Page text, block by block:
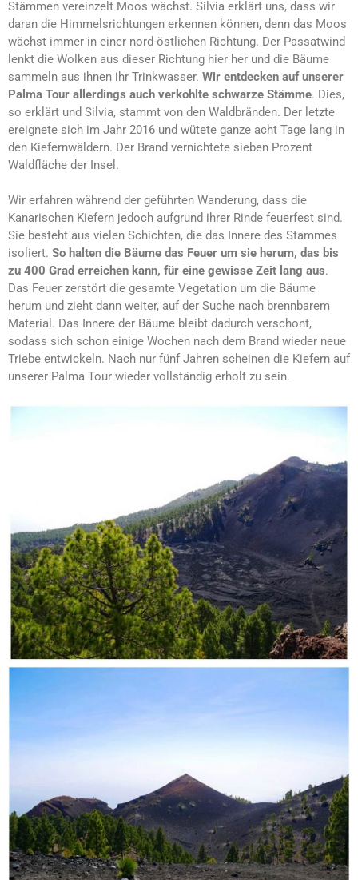
Stämmen vereinzelt Moos wächst. Silvia erklärt uns, dass wir
daran die Himmelsrichtungen erkennen können, denn das Moos
wächst immer in einer nord-östlichen Richtung. Der Passatwind
lenkt die Wolken aus dieser Richtung hier her und die Bäume
sammeln aus ihnen ihr Trinkwasser. Wir entdecken auf unserer
Palma Tour allerdings auch verkohlte schwarze Stämme. Dies,
so erklärt und Silvia, stammt von den Waldbränden. Der letzte
ereignete sich im Jahr 2016 und wütete ganze acht Tage lang in
den Kiefernwäldern. Der Brand vernichtete sieben Prozent
Waldfläche der Insel.
Wir erfahren während der geführten Wanderung, dass die
Kanarischen Kiefern jedoch aufgrund ihrer Rinde feuerfest sind.
Sie besteht aus vielen Schichten, die das Innere des Stammes
isoliert. So halten die Bäume das Feuer um sie herum, das bis
zu 400 Grad erreichen kann, für eine gewisse Zeit lang aus.
Das Feuer zerstört die gesamte Vegetation um die Bäume
herum und zieht dann weiter, auf der Suche nach brennbarem
Material. Das Innere der Bäume bleibt dadurch verschont,
sodass sich schon einige Wochen nach dem Brand wieder neue
Triebe entwickeln. Nach nur fünf Jahren scheinen die Kiefern auf
unserer Palma Tour wieder vollständig erholt zu sein.